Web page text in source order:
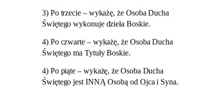
3) Po trzecie – wykażę, że Osoba Ducha
Świętego wykonuje dzieła Boskie.
4) Po czwarte – wykażę, że Osoba Ducha
Świętego ma Tytuły Boskie.
4) Po piąte – wykażę, że Osoba Ducha
Świętego jest INNĄ Osobą od Ojca i Syna.